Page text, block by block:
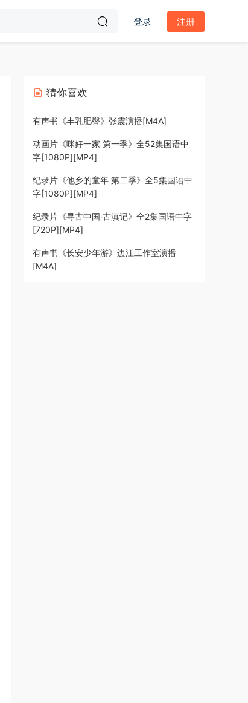
登录 注册
猜你喜欢
有声书《丰乳肥臀》张震演播[M4A]
动画片《咪好一家 第一季》全52集国语中
字[1080P][MP4]
纪录片《他乡的童年 第二季》全5集国语中
字[1080P][MP4]
纪录片《寻古中国·古滇记》全2集国语中字
[720P][MP4]
有声书《长安少年游》边江工作室演播
[M4A]